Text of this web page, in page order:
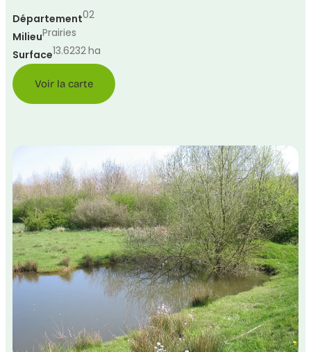
Département02
MilieuPrairies
Surface13.6232ha
Voir la carte